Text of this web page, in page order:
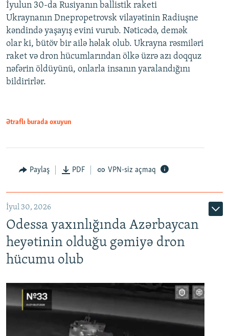
İyulun 30-da Rusiyanın ballistik raketi
Ukraynanın Dnepropetrovsk vilayətinin Radiuşne
kəndində yaşayış evini vurub. Nəticədə, demək
olar ki, bütöv bir ailə həlak olub. Ukrayna rəsmiləri
raket və dron hücumlarından ölkə üzrə azı doqquz
nəfərin öldüyünü, onlarla insanın yaralandığını
bildirirlər.
Ətraflı burada oxuyun
Paylaş PDF VPN-siz açmaq
İyul 30, 2026
Odessa yaxınlığında Azərbaycan
heyətinin olduğu gəmiyə dron
hücumu olub